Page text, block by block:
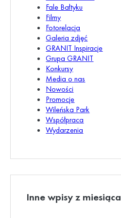
Fale Bałtyku
Filmy
Fotorelacja
Galeria zdjęć
GRANIT Inspiracje
Grupa GRANIT
Konkursy
Media o nas
Nowości
Promocje
Wileńska Park
Współpraca
Wydarzenia
Inne wpisy z miesiąca